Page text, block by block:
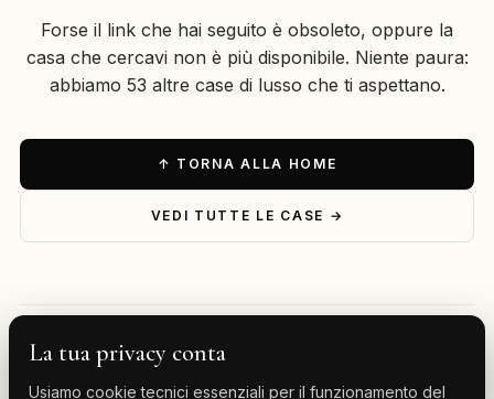
Forse il link che hai seguito è obsoleto, oppure la
casa che cercavi non è più disponibile. Niente paura:
abbiamo 53 altre case di lusso che ti aspettano.
↑ TORNA ALLA HOME
VEDI TUTTE LE CASE →
— ESPLORA PER DESTINAZIONE
La tua privacy conta
Usiamo cookie tecnici essenziali per il funzionamento del